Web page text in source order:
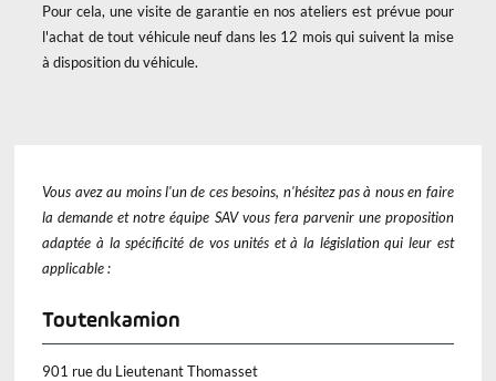
Pour cela, une visite de garantie en nos ateliers est prévue pour
l'achat de tout véhicule neuf dans les 12 mois qui suivent la mise
à disposition du véhicule.
Vous avez au moins l'un de ces besoins, n'hésitez pas à nous en faire
la demande et notre équipe SAV vous fera parvenir une proposition
adaptée à la spécificité de vos unités et à la législation qui leur est
applicable:
Toutenkamion
901 rue du Lieutenant Thomasset